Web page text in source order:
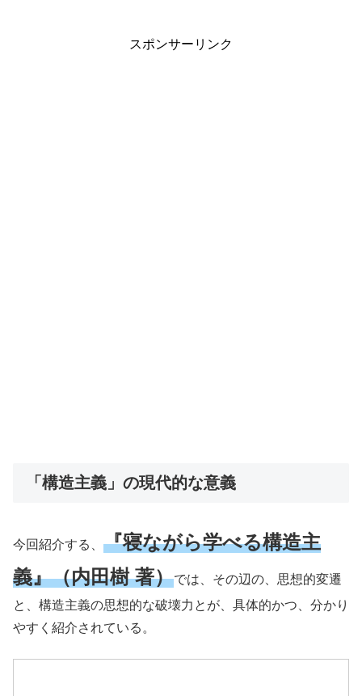
スポンサーリンク
「構造主義」の現代的な意義
今回紹介する、 『寝ながら学べる構造主
義』（内田樹 著）では、その辺の、思想的変遷
と、構造主義の思想的な破壊力とが、具体的かつ、分かり
やすく紹介されている。